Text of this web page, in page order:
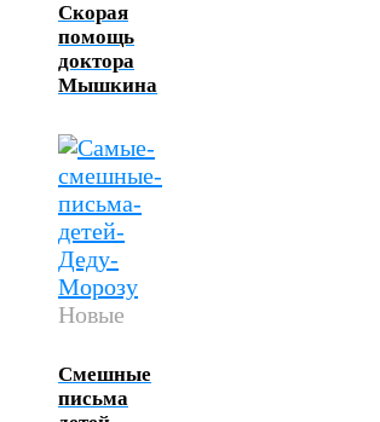
Скорая
помощь
доктора
Мышкина
Новые
Смешные
письма